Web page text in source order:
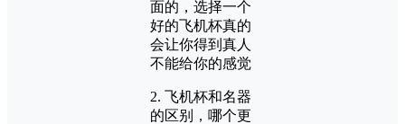
面的，选择一个
好的飞机杯真的
会让你得到真人
不能给你的感觉
2. 飞机杯和名器
的区别，哪个更